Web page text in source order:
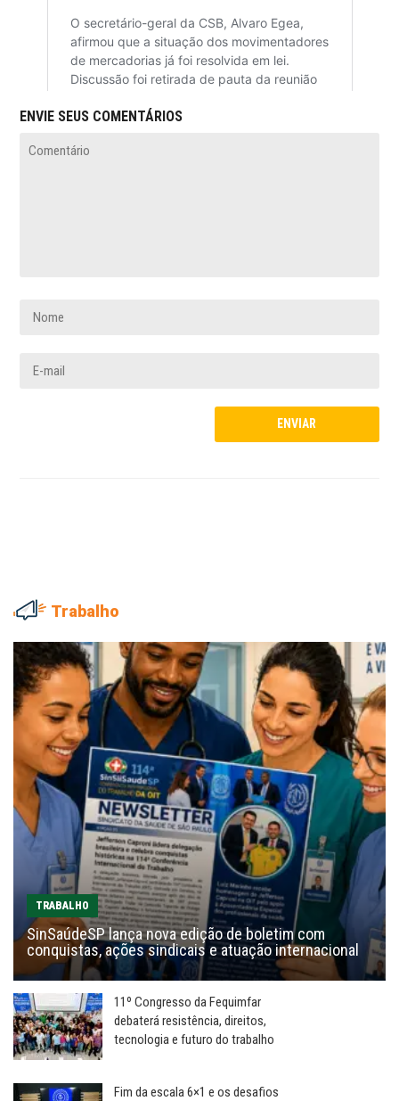
ENVIE SEUS COMENTÁRIOS
Trabalho
TRABALHO
SinSaúdeSP lança nova edição de boletim com
conquistas, ações sindicais e atuação internacional
11º Congresso da Fequimfar
debaterá resistência, direitos,
tecnologia e futuro do trabalho
Fim da escala 6×1 e os desafios